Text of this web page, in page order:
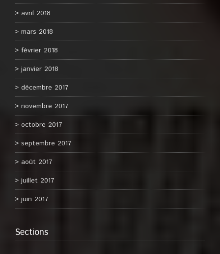
avril 2018
mars 2018
février 2018
janvier 2018
décembre 2017
novembre 2017
octobre 2017
septembre 2017
août 2017
juillet 2017
juin 2017
Sections